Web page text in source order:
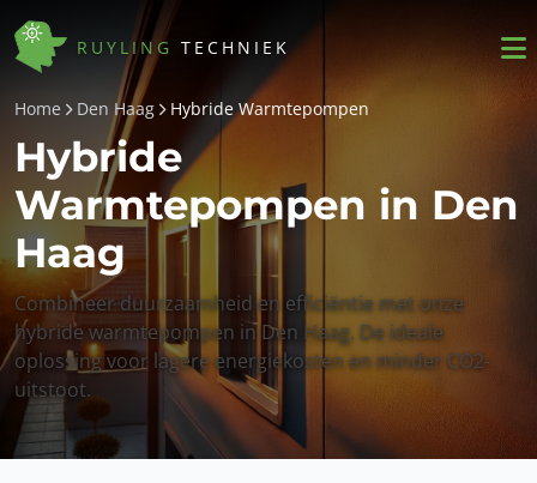
RUYLING TECHNIEK
Home Den Haag Hybride Warmtepompen
Hybride
Warmtepompen in Den
Haag
Combineer duurzaamheid en efficiëntie met onze
hybride warmtepompen in Den Haag. De ideale
oplossing voor lagere energiekosten en minder CO2-
uitstoot.